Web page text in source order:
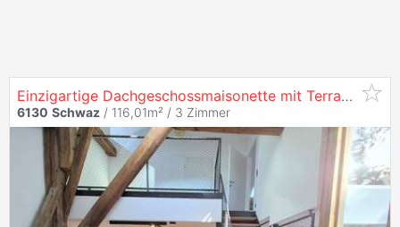
Einzigartige Dachgeschossmaisonette mit Terrasse und Dachterrasse , Palais Tannenberg Top 15
6130 Schwaz / 116,01m² / 3 Zimmer